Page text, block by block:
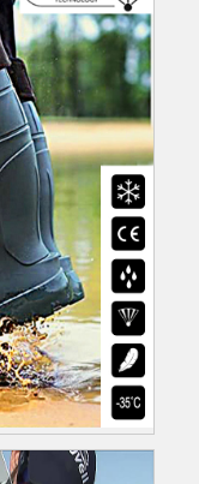
Üstün İğne Kalitesi ile
Özelliğine
sıra Sahteleri ve
ürünlerimizi